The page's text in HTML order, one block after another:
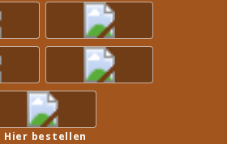
Hier bestellen